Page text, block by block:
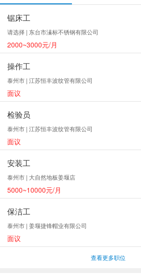
姜堰人才网招聘诚信承诺书
姜堰人才网客户晨光旋转补偿器的介绍
晨光牌非金属补偿器的特点
锯床工
请选择 | 东台市溱标不锈钢有限公司
2000~3000元/月
操作工
泰州市 | 江苏恒丰波纹管有限公司
面议
检验员
泰州市 | 江苏恒丰波纹管有限公司
面议
安装工
泰州市 | 大自然地板姜堰店
5000~10000元/月
保洁工
泰州市 | 姜堰捷锋帽业有限公司
面议
查看更多职位